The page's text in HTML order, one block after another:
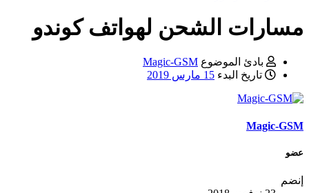
مسارات الشحن لهواتف كوندو
بادئ الموضوع Magic-GSM
تاريخ البدء 15 مارس 2019
Magic-GSM
عضو
إنضم